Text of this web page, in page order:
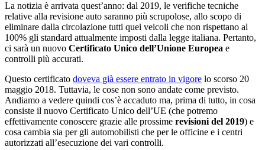
La notizia è arrivata quest’anno: dal 2019, le verifiche tecniche
relative alla revisione auto saranno più scrupolose, allo scopo di
eliminare dalla circolazione tutti quei veicoli che non rispettano al
100% gli standard attualmente imposti dalla legge italiana. Pertanto,
ci sarà un nuovo Certificato Unico dell’Unione Europea e
controlli più accurati.
Questo certificato doveva già essere entrato in vigore lo scorso 20
maggio 2018. Tuttavia, le cose non sono andate come previsto.
Andiamo a vedere quindi cos’è accaduto ma, prima di tutto, in cosa
consiste il nuovo Certificato Unico dell’UE (che potremo
effettivamente conoscere grazie alle prossime revisioni del 2019) e
cosa cambia sia per gli automobilisti che per le officine e i centri
autorizzati all’esecuzione dei vari controlli.